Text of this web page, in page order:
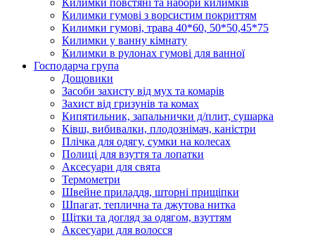
Килимки повстяні та набори килимків
Килимки гумові з ворсистим покриттям
Килимки гумові, трава 40*60, 50*50,45*75
Килимки у ванну кімнату
Килимки в рулонах гумові для ванної
Господарча група
Дощовики
Засоби захисту від мух та комарів
Захист від гризунів та комах
Кипятильник, запальнички д/плит, сушарка
Ківш, вибивалки, плодознімач, каністри
Плічка для одягу, сумки на колесах
Полиці для взуття та лопатки
Аксесуари для свята
Термометри
Швейне приладдя, шторні прищіпки
Шпагат, теплична та джутова нитка
Щітки та догляд за одягом, взуттям
Аксесуари для волосся